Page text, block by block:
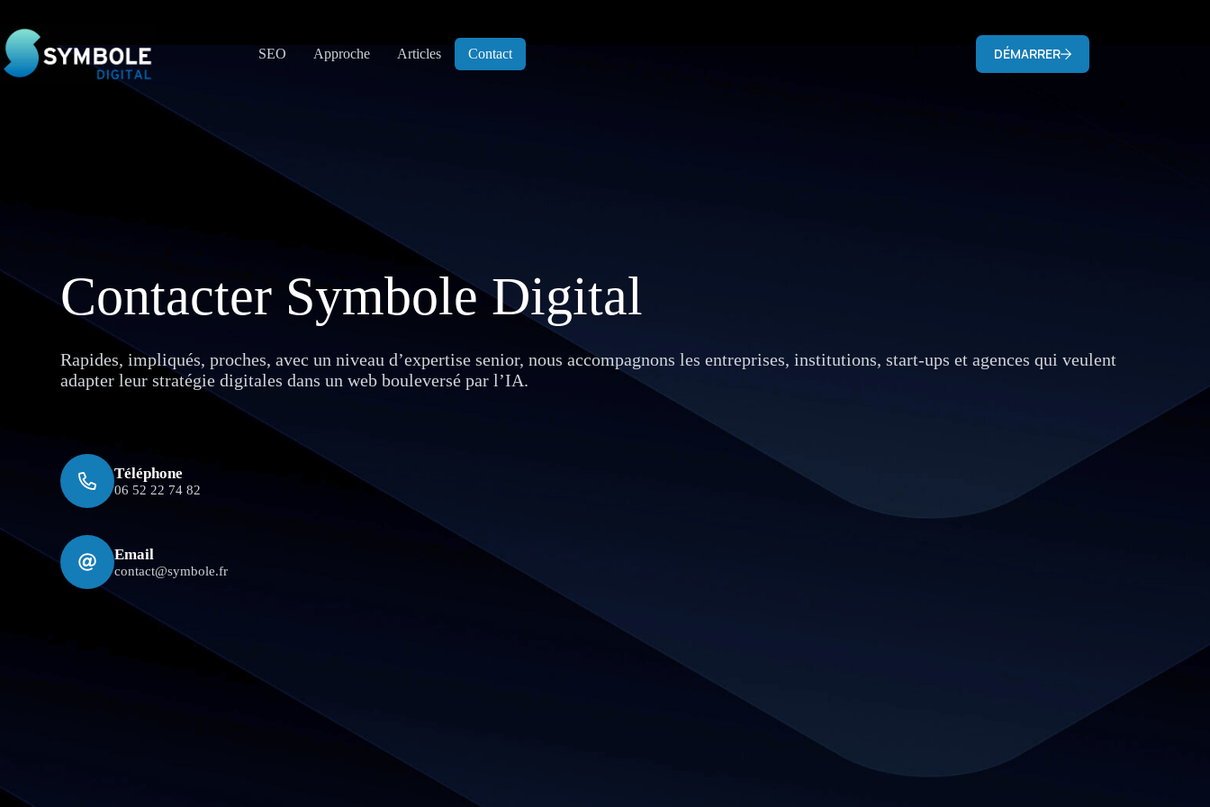
contenu
SEO
Approche Articles Contact DÉMARRER
Contacter Symbole Digital
Rapides, impliqués, proches, avec un niveau d’expertise senior, nous accompagnons les entreprises, institutions, start-ups et agences qui veulent
adapter leur stratégie digitales dans un web bouleversé par l’IA.
Téléphone
06 52 22 74 82
Email
contact@symbole.fr